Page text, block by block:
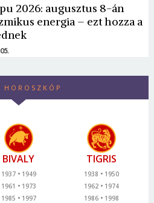
2026: augusztus 8-án
energia – ezt hozza a
BIVALY
1937
1949
1961
1973
1985
1997
TIGRIS
1938
1950
1962
1974
1986
1998